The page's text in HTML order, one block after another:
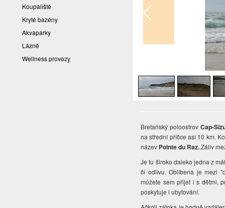
Koupaliště
Kryté bazény
Akvaparky
Lázně
Wellness provozy
Bretaňský poloostrov Cap-
na střední příčce asi 10 km.
název Pointe du Raz..Záliv
Je tu široko daleko jedna z
či odlivu. Oblíbena je mezi
můžete sem přijet i s dětmi,
poskytuje i ubytování.